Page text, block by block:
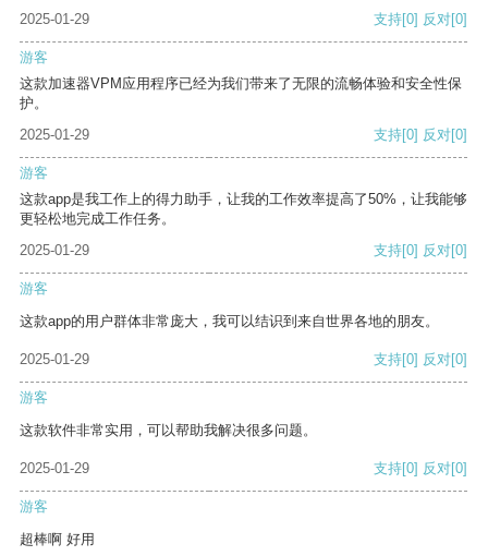
2025-01-29
支持[0] 反对[0]
游客
这款加速器VPM应用程序已经为我们带来了无限的流畅体验和安全性保
护。
2025-01-29
支持[0] 反对[0]
游客
这款app是我工作上的得力助手，让我的工作效率提高了50%，让我能够
更轻松地完成工作任务。
2025-01-29
支持[0] 反对[0]
游客
这款app的用户群体非常庞大，我可以结识到来自世界各地的朋友。
2025-01-29 支持[0] 反对[0]
游客
这款软件非常实用，可以帮助我解决很多问题。
2025-01-29 支持[0] 反对[0]
游客
超棒啊 好用